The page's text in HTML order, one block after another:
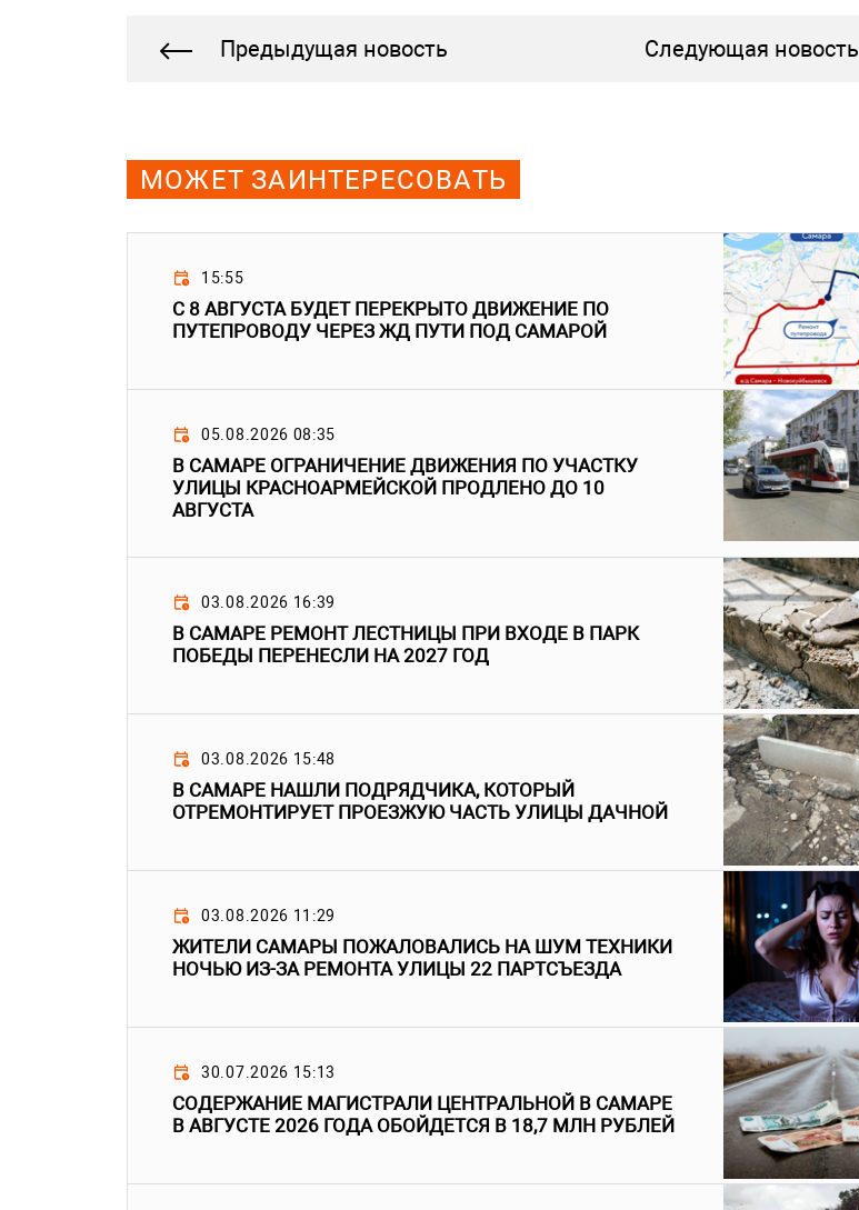
Предыдущая новость Следующая новость
МОЖЕТ ЗАИНТЕРЕСОВАТЬ
15:55
С 8 АВГУСТА БУДЕТ ПЕРЕКРЫТО ДВИЖЕНИЕ ПО
ПУТЕПРОВОДУ ЧЕРЕЗ ЖД ПУТИ ПОД САМАРОЙ
05.08.2026 08:35
В САМАРЕ ОГРАНИЧЕНИЕ ДВИЖЕНИЯ ПО УЧАСТКУ
УЛИЦЫ КРАСНОАРМЕЙСКОЙ ПРОДЛЕНО ДО 10
АВГУСТА
03.08.2026 16:39
В САМАРЕ РЕМОНТ ЛЕСТНИЦЫ ПРИ ВХОДЕ В ПАРК
ПОБЕДЫ ПЕРЕНЕСЛИ НА 2027 ГОД
03.08.2026 15:48
В САМАРЕ НАШЛИ ПОДРЯДЧИКА, КОТОРЫЙ
ОТРЕМОНТИРУЕТ ПРОЕЗЖУЮ ЧАСТЬ УЛИЦЫ ДАЧНОЙ
03.08.2026 11:29
ЖИТЕЛИ САМАРЫ ПОЖАЛОВАЛИСЬ НА ШУМ ТЕХНИКИ
НОЧЬЮ ИЗ-ЗА РЕМОНТА УЛИЦЫ 22 ПАРТСЪЕЗДА
30.07.2026 15:13
СОДЕРЖАНИЕ МАГИСТРАЛИ ЦЕНТРАЛЬНОЙ В САМАРЕ
В АВГУСТЕ 2026 ГОДА ОБОЙДЕТСЯ В 18,7 МЛН РУБЛЕЙ